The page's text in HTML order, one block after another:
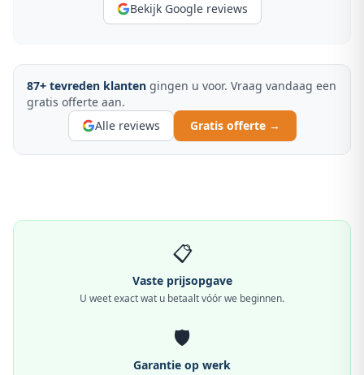
Bekijk Google reviews
87+ tevreden klanten gingen u voor. Vraag vandaag een
gratis offerte aan.
Alle reviews
Gratis offerte →
📋
Vaste prijsopgave
U weet exact wat u betaalt vóór we beginnen.
🛡️
Garantie op werk